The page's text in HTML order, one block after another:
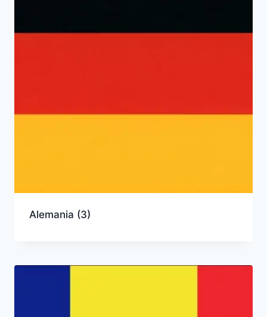
Alemania (3)